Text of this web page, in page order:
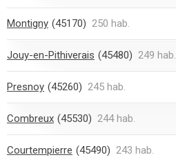
Montigny (45170) 250 hab.
Jouy-en-Pithiverais (45480) 249 hab.
Presnoy (45260) 245 hab.
Combreux (45530) 244 hab.
Courtempierre (45490) 243 hab.